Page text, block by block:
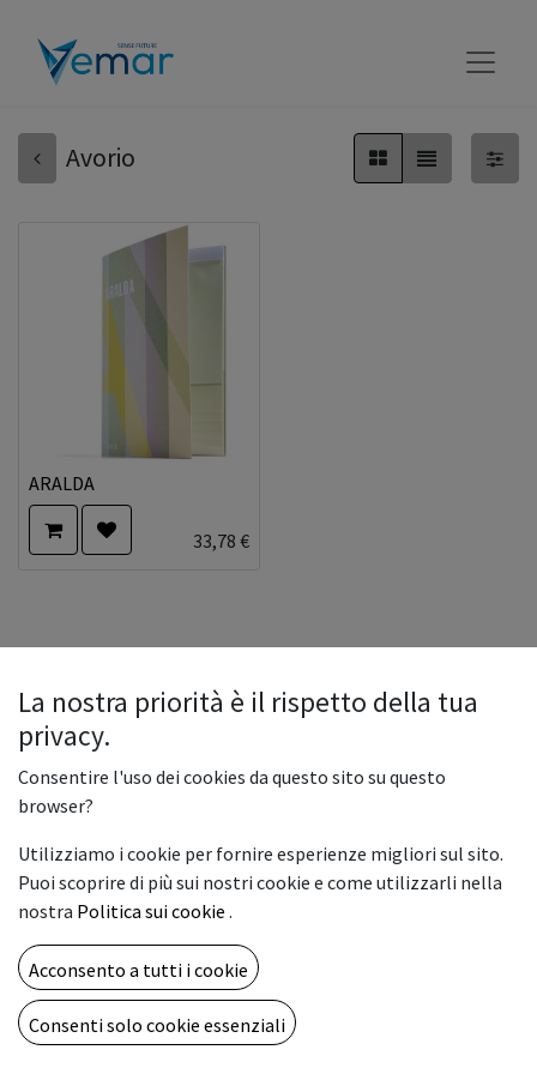
Avorio
ARALDA
33,78 €
Copyright © Vemar sas
Fornito da - Il n° 1 tra gli
La nostra priorità è il rispetto della tua
privacy.
Consentire l'uso dei cookies da questo sito su questo
browser?
Utilizziamo i cookie per fornire esperienze migliori sul sito.
Puoi scoprire di più sui nostri cookie e come utilizzarli nella
nostra Politica sui cookie .
Acconsento a tutti i cookie
Consenti solo cookie essenziali